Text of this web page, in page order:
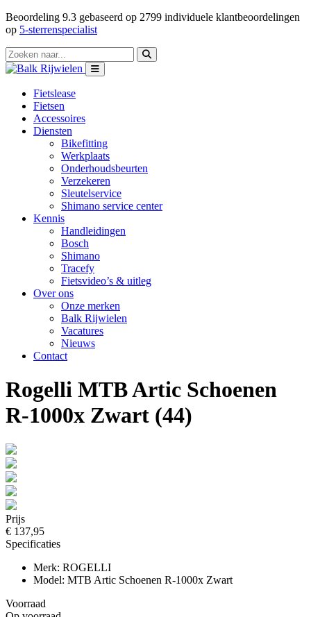
Beoordeling 9.3 gebaseerd op 2799 individuele klantbeoordelingen
op 5-sterrenspecialist
Fietslease
Fietsen
Accessoires
Diensten
Bikefitting
Werkplaats
Onderhoudsbeurten
Verzekeren
Sleutelservice
Shimano service center
Kennis
Handleidingen
Bosch
Shimano
Tracefy
Fietsvideo’s & uitleg
Over ons
Onze merken
Balk Rijwielen
Vacatures
Nieuws
Contact
Rogelli MTB Artic Schoenen
R-1000x Zwart (44)
Prijs
€ 137,95
Specificaties
Merk: ROGELLI
Model: MTB Artic Schoenen R-1000x Zwart
Voorraad